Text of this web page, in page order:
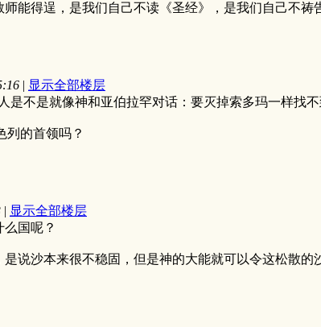
得逞，是我们自己不读《圣经》，是我们自己不祷
| 显示全部楼层
是不是就像神和亚伯拉罕对话：要灭掉索多玛一样找不
列的首领吗？
| 显示全部楼层
国呢？
说沙本来很不稳固，但是神的大能就可以令这松散的